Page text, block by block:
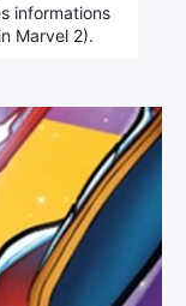
informations
Marvel 2).